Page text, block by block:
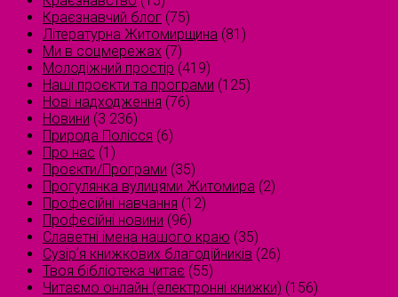
Краєзнавчий блог (75)
Літературна Житомирщина (81)
Ми в соцмережах (7)
Молодіжний простір (419)
Наші проєкти та програми (125)
Нові надходження (76)
Новини (3 236)
Природа Полісся (6)
Про нас (1)
Проєкти/Програми (35)
Прогулянка вулицями Житомира (2)
Професійні навчання (12)
Професійні новини (96)
Славетні імена нашого краю (35)
Сузірʼя книжкових благодійників (26)
Твоя бібліотека читає (55)
Читаємо онлайн (електронні книжки) (156)